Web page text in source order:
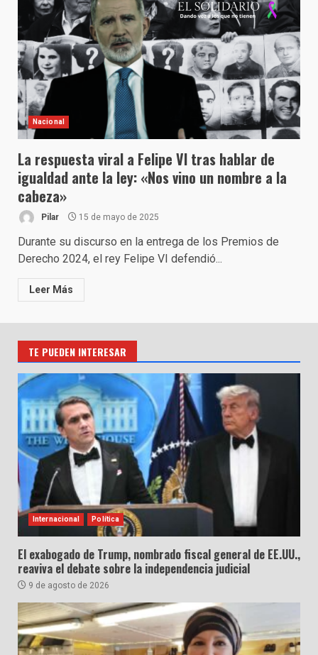
Nacional
La respuesta viral a Felipe VI tras hablar de
igualdad ante la ley: «Nos vino un nombre a la
cabeza»
Pilar 15 de mayo de 2025
Durante su discurso en la entrega de los Premios de
Derecho 2024, el rey Felipe VI defendió...
Leer Más
TE PUEDEN INTERESAR
Internacional Política
El exabogado de Trump, nombrado fiscal general de EE.UU.,
reaviva el debate sobre la independencia judicial
9 de agosto de 2026